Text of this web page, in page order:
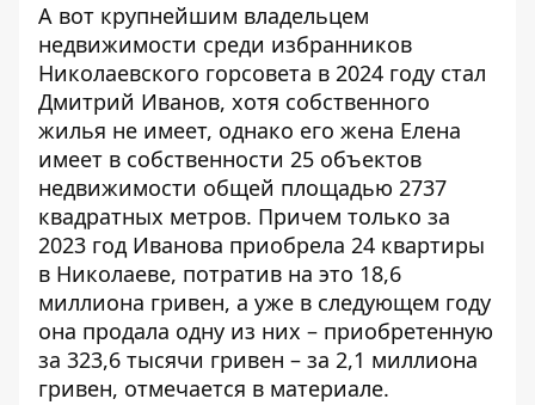
А вот крупнейшим владельцем
недвижимости среди избранников
Николаевского горсовета в 2024 году стал
Дмитрий Иванов, хотя собственного
жилья не имеет, однако его жена Елена
имеет в собственности 25 объектов
недвижимости общей площадью 2737
квадратных метров. Причем только за
2023 год Иванова приобрела 24 квартиры
в Николаеве, потратив на это 18,6
миллиона гривен, а уже в следующем году
она продала одну из них – приобретенную
за 323,6 тысячи гривен – за 2,1 миллиона
гривен, отмечается в материале.